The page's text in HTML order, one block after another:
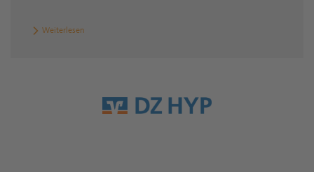
Weiterlesen